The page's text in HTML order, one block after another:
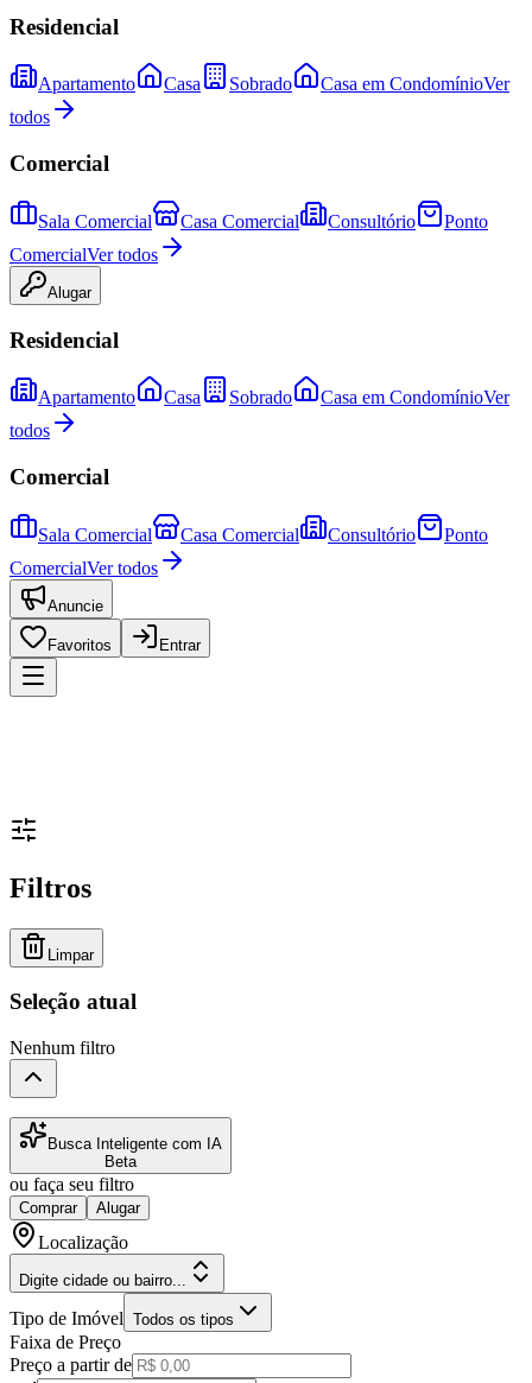
Residencial
Apartamento Casa Sobrado Casa em CondomínioVer
todos
Comercial
Sala Comercial Casa Comercial Consultório
Ponto
ComercialVer todos
Alugar
Residencial
Apartamento Casa Sobrado Casa em CondomínioVer
todos
Comercial
Sala Comercial Casa Comercial Consultório
Ponto
ComercialVer todos
Anuncie
Favoritos Entrar
Filtros
Limpar
Seleção atual
Nenhum filtro
Busca Inteligente com IA
Beta
ou faça seu filtro
Comprar Alugar
Localização
Digite cidade ou bairro...
Tipo de Imóvel Todos os tipos
Faixa de Preço
Preço a partir de